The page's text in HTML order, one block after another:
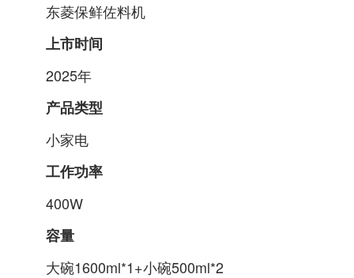
东菱保鲜佐料机
上市时间
2025年
产品类型
小家电
工作功率
400W
容量
大碗1600ml*1+小碗500ml*2